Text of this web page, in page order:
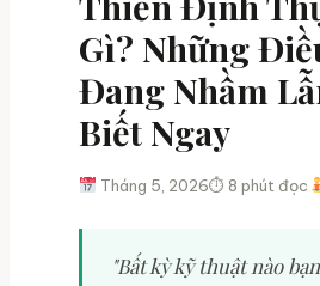
Gì? Những
Đang Nhầm
Biết Ngay
Tháng 5, 2026⏱ 8 phút đọc
"Bất kỳ kỹ thuật nào